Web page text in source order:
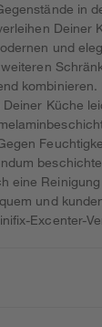
in
Deiner
und
kombinieren.
Küche
eine
und
Excenter-